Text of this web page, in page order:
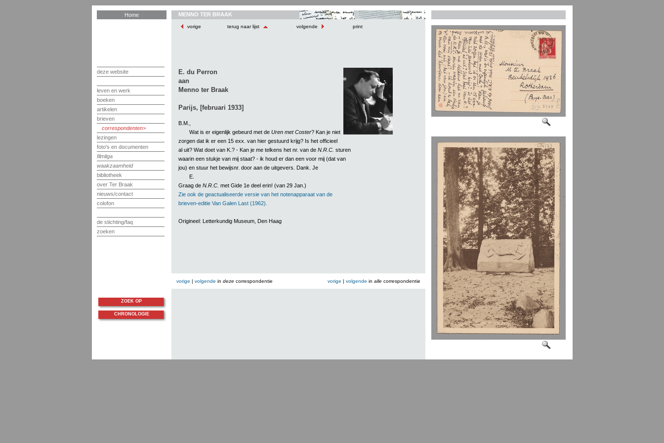
Home
deze website
leven en werk
boeken
artikelen
brieven
correspondenten
lezingen
foto's en documenten
filmliga
waakzaamheid
bibliotheek
over Ter Braak
nieuws/contact
colofon
de stichting/faq
zoeken
MENNO TER BRAAK
vorige terug naar lijst volgende print
E. du Perron
aan
Menno ter Braak
Parijs, [februari 1933]
B.M.,
Wat is er eigenlijk gebeurd met de Uren met Coster? Kan je niet
zorgen dat ik er een 15 exx. van hier gestuurd krijg? Is het officieel
al uit? Wat doet van K.? - Kan je me telkens het nr. van de N.R.C. sturen
waarin een stukje van mij staat? - ik houd er dan een voor mij (dat van
jou) en stuur het bewijsnr. door aan de uitgevers. Dank. Je
E.
Graag de N.R.C. met Gide 1e deel erin! (van 29 Jan.)
Zie ook de geactualiseerde versie van het notenapparaat van de
brieven-editie Van Galen Last (1962).
Origineel: Letterkundig Museum, Den Haag
vorige | volgende in dezecorrespondentie vorige | volgende in allecorrespondentie
ZOEK OP
CHRONOLOGIE